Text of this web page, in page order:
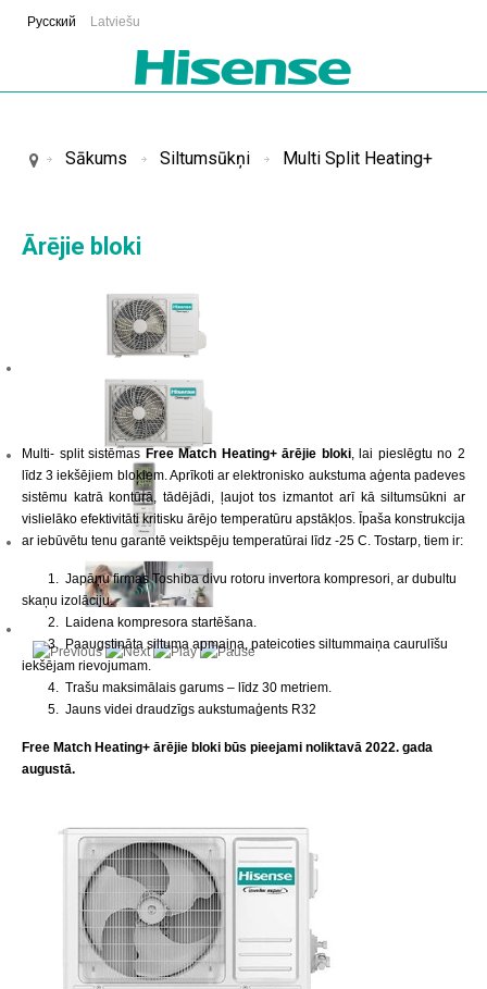
Русский Latviešu
Sākums Siltumsūkņi Multi Split Heating+
Ārējie bloki
Multi- split sistēmas Free Match Heating+ārējie bloki, lai pieslēgtu no 2
līdz 3 iekšējiem blokiem. Aprīkoti ar elektronisko aukstuma aģenta padeves
sistēmu katrā kontūrā, tādējādi, ļaujot tos izmantot arī kā siltumsūkni ar
vislielāko efektivitāti kritisku ārējo temperatūru apstākļos. Īpaša konstrukcija
ar iebūvētu tenu garantē veiktspēju temperatūrai līdz -25 C. Tostarp, tiem ir:
1. Japāņu firmas Toshiba divu rotoru invertora kompresori, ar dubultu
skaņu izolāciju.
2. Laidena kompresora startēšana.
3. Paaugstināta siltuma apmaiņa, pateicoties siltummaiņa caurulīšu
iekšējam rievojumam.
4. Trašu maksimālais garums – līdz 30 metriem.
5. Jauns videi draudzīgs aukstumaģents R32
Free Match Heating+ ārējie bloki būs pieejami noliktavā 2022. gada
augustā.